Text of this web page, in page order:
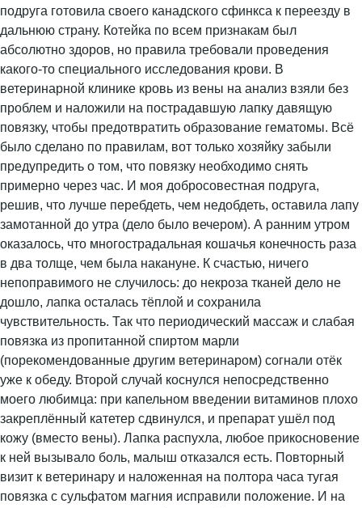
подруга готовила своего канадского сфинкса к переезду в
дальнюю страну. Котейка по всем признакам был
абсолютно здоров, но правила требовали проведения
какого-то специального исследования крови. В
ветеринарной клинике кровь из вены на анализ взяли без
проблем и наложили на пострадавшую лапку давящую
повязку, чтобы предотвратить образование гематомы. Всё
было сделано по правилам, вот только хозяйку забыли
предупредить о том, что повязку необходимо снять
примерно через час. И моя добросовестная подруга,
решив, что лучше перебдеть, чем недобдеть, оставила лапу
замотанной до утра (дело было вечером). А ранним утром
оказалось, что многострадальная кошачья конечность раза
в два толще, чем была накануне. К счастью, ничего
непоправимого не случилось: до некроза тканей дело не
дошло, лапка осталась тёплой и сохранила
чувствительность. Так что периодический массаж и слабая
повязка из пропитанной спиртом марли
(порекомендованные другим ветеринаром) согнали отёк
уже к обеду. Второй случай коснулся непосредственно
моего любимца: при капельном введении витаминов плохо
закреплённый катетер сдвинулся, и препарат ушёл под
кожу (вместо вены). Лапка распухла, любое прикосновение
к ней вызывало боль, малыш отказался есть. Повторный
визит к ветеринару и наложенная на полтора часа тугая
повязка с сульфатом магния исправили положение. И на